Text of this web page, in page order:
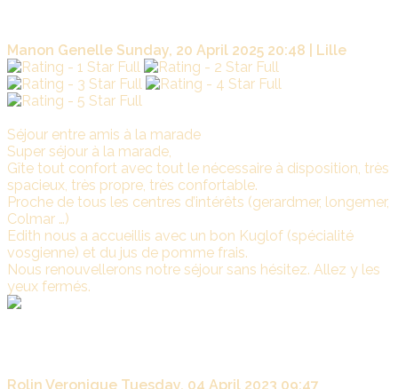
Manon Genelle Sunday, 20 April 2025 20:48 | Lille
Séjour entre amis à la marade
Super séjour à la marade,
Gîte tout confort avec tout le nécessaire à disposition, très
spacieux, très propre, très confortable.
Proche de tous les centres d’intérêts (gerardmer, longemer,
Colmar …)
Edith nous a accueillis avec un bon Kuglof (spécialité
vosgienne) et du jus de pomme frais.
Nous renouvellerons notre séjour sans hésitez. Allez y les
yeux fermés.
Rolin Veronique Tuesday, 04 April 2023 09:47